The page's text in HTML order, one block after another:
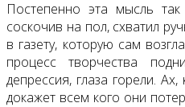
Постепенно эта мысль
соскочив на пол, схватил
в газету, которую сам
процесс творчества
депрессия, глаза горели.
докажет всем кого они